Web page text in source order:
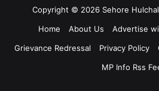
Copyright © 2026 Sehore
Home
About Us Advertise
Grievance Redressal
Privacy Policy
MP Info Rss